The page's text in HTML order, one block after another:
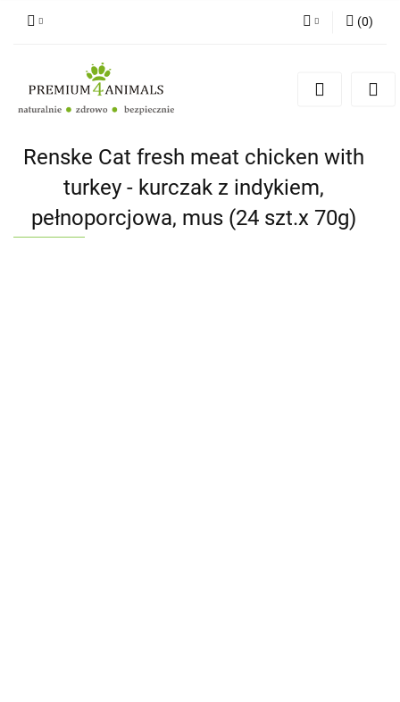
Zarejestruj się
Zgody cookies
(0)
Renske Cat fresh meat chicken with
turkey - kurczak z indykiem,
pełnoporcjowa, mus (24 szt.x 70g)